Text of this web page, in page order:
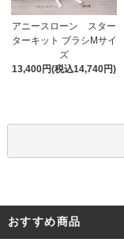
アニースローン スター
ターキット ブラシMサイ
ズ
13,400円(税込14,740円)
おすすめ商品